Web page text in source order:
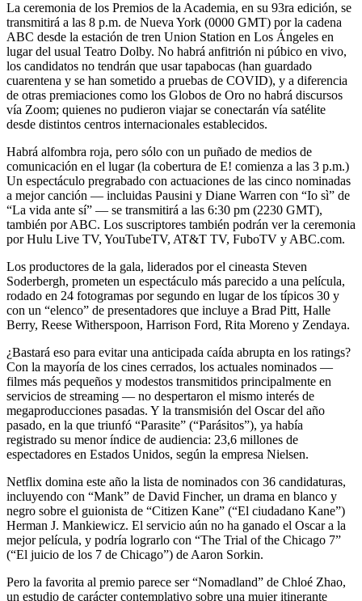
La ceremonia de los Premios de la Academia, en su 93ra edición, se
transmitirá a las 8 p.m. de Nueva York (0000 GMT) por la cadena
ABC desde la estación de tren Union Station en Los Ángeles en
lugar del usual Teatro Dolby. No habrá anfitrión ni púbico en vivo,
los candidatos no tendrán que usar tapabocas (han guardado
cuarentena y se han sometido a pruebas de COVID), y a diferencia
de otras premiaciones como los Globos de Oro no habrá discursos
vía Zoom; quienes no pudieron viajar se conectarán vía satélite
desde distintos centros internacionales establecidos.
Habrá alfombra roja, pero sólo con un puñado de medios de
comunicación en el lugar (la cobertura de E! comienza a las 3 p.m.)
Un espectáculo pregrabado con actuaciones de las cinco nominadas
a mejor canción — incluidas Pausini y Diane Warren con “Io sì” de
“La vida ante sí” — se transmitirá a las 6:30 pm (2230 GMT),
también por ABC. Los suscriptores también podrán ver la ceremonia
por Hulu Live TV, YouTubeTV, AT&T TV, FuboTV y ABC.com.
Los productores de la gala, liderados por el cineasta Steven
Soderbergh, prometen un espectáculo más parecido a una película,
rodado en 24 fotogramas por segundo en lugar de los típicos 30 y
con un “elenco” de presentadores que incluye a Brad Pitt, Halle
Berry, Reese Witherspoon, Harrison Ford, Rita Moreno y Zendaya.
¿Bastará eso para evitar una anticipada caída abrupta en los ratings?
Con la mayoría de los cines cerrados, los actuales nominados —
filmes más pequeños y modestos transmitidos principalmente en
servicios de streaming — no despertaron el mismo interés de
megaproducciones pasadas. Y la transmisión del Oscar del año
pasado, en la que triunfó “Parasite” (“Parásitos”), ya había
registrado su menor índice de audiencia: 23,6 millones de
espectadores en Estados Unidos, según la empresa Nielsen.
Netflix domina este año la lista de nominados con 36 candidaturas,
incluyendo con “Mank” de David Fincher, un drama en blanco y
negro sobre el guionista de “Citizen Kane” (“El ciudadano Kane”)
Herman J. Mankiewicz. El servicio aún no ha ganado el Oscar a la
mejor película, y podría lograrlo con “The Trial of the Chicago 7”
(“El juicio de los 7 de Chicago”) de Aaron Sorkin.
Pero la favorita al premio parece ser “Nomadland” de Chloé Zhao,
un estudio de carácter contemplativo sobre una mujer itinerante